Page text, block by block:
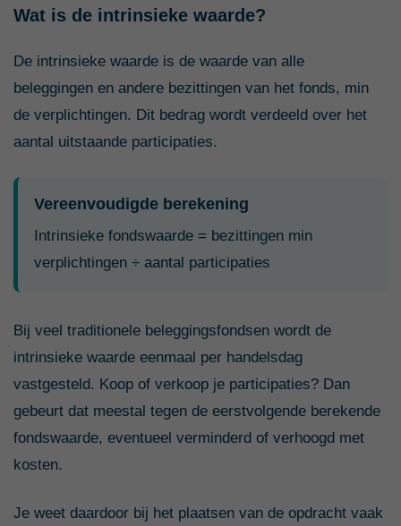
Wat is de intrinsieke waarde?
De intrinsieke waarde is de waarde van alle
beleggingen en andere bezittingen van het fonds, min
de verplichtingen. Dit bedrag wordt verdeeld over het
aantal uitstaande participaties.
Vereenvoudigde berekening
Intrinsieke fondswaarde = bezittingen min
verplichtingen ÷ aantal participaties
Bij veel traditionele beleggingsfondsen wordt de
intrinsieke waarde eenmaal per handelsdag
vastgesteld. Koop of verkoop je participaties? Dan
gebeurt dat meestal tegen de eerstvolgende berekende
fondswaarde, eventueel verminderd of verhoogd met
kosten.
Je weet daardoor bij het plaatsen van de opdracht vaak